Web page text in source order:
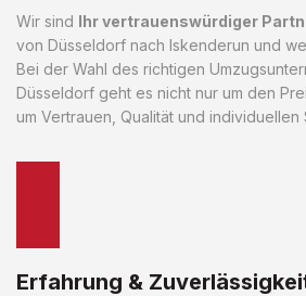
Wir sind Ihr vertrauenswürdiger
von Düsseldorf nach Iskenderun und
Bei der Wahl des richtigen
Düsseldorf geht es nicht nur um den
um Vertrauen, Qualität und individuellen
Erfahrung &